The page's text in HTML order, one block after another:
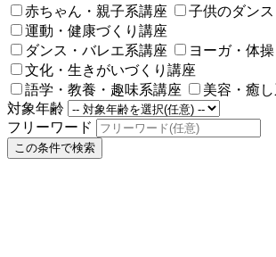
赤ちゃん・親子系講座
子供のダン
運動・健康づくり講座
ダンス・バレエ系講座
ヨーガ・体
文化・生きがいづくり講座
語学・教養・趣味系講座
美容・癒
対象年齢
フリーワード